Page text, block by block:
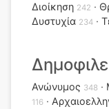
Διοίκηση 242
Δυστυχία 234
Ανώνυμος 348
116